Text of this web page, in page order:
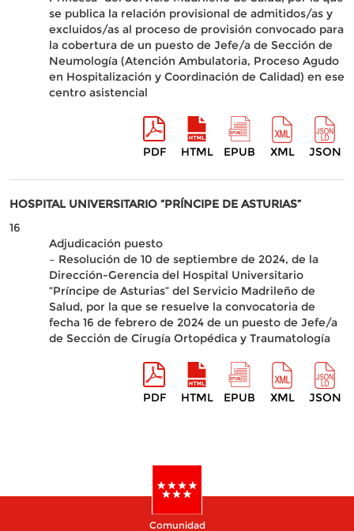
se publica la relación provisional de admitidos/as y
excluidos/as al proceso de provisión convocado para
la cobertura de un puesto de Jefe/a de Sección de
Neumología (Atención Ambulatoria, Proceso Agudo
en Hospitalización y Coordinación de Calidad) en ese
centro asistencial
PDF HTML EPUB XML JSON
HOSPITAL UNIVERSITARIO “PRÍNCIPE DE ASTURIAS”
16
Adjudicación puesto
– Resolución de 10 de septiembre de 2024, de la
Dirección-Gerencia del Hospital Universitario
“Príncipe de Asturias” del Servicio Madrileño de
Salud, por la que se resuelve la convocatoria de
fecha 16 de febrero de 2024 de un puesto de Jefe/a
de Sección de Cirugía Ortopédica y Traumatología
PDF HTML EPUB XML JSON
Comunidad